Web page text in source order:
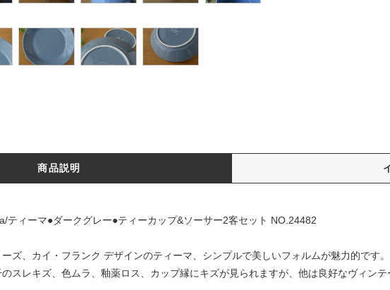
商品説明
ティーマ●ダークグレー●ティーカップ&ソーサー2客セット NO.24482
ズ、カイ・フランク デザインのティーマ、シンプルで美しいフォルムが魅力的です
スレキズ、色ムラ、釉薬ロス、カップ縁にキズが見られますが、他は良好なヴィン